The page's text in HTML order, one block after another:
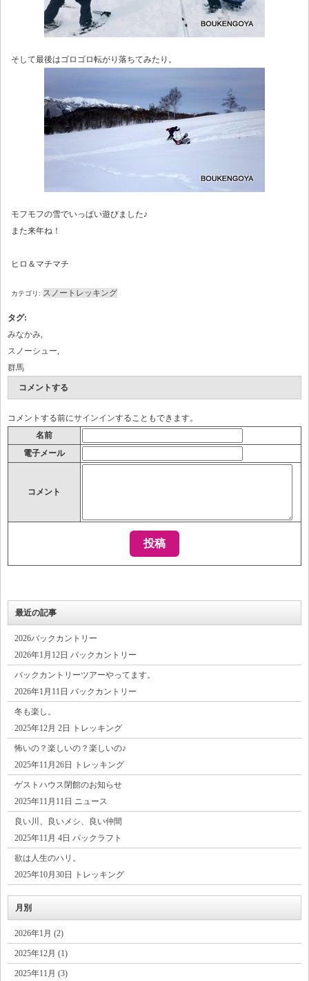
そして最後はゴロゴロ転がり落ちてみたり。
モフモフの雪でいっぱい遊びました♪
また来年ね！
ヒロ＆マチマチ
カテゴリ: スノートレッキング
タグ:
みなかみ
スノーシュー
群馬
コメントする
コメントする前にサインインすることもできます。
名前
電子メール
コメント
最近の記事
2026バックカントリー
2026年1月12日 バックカントリー
バックカントリーツアーやってます。
2026年1月11日 バックカントリー
冬も楽し。
2025年12月 2日 トレッキング
怖いの？楽しいの？楽しいの♪
2025年11月26日 トレッキング
ゲストハウス閉館のお知らせ
2025年11月11日 ニュース
良い川、良いメシ、良い仲間
2025年11月 4日 パックラフト
欲は人生のハリ。
2025年10月30日 トレッキング
月別
2026年1月 (2)
2025年12月 (1)
2025年11月 (3)